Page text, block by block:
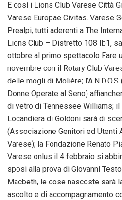
E così i Lions Club Varese Città
Varese Europae Civitas, Varese
Prealpi, tutti aderenti a The
Lions Club – Distretto 108 Ib1,
ottobre al primo spettacolo Fare
novembre con il Rotary Club
delle mogli di Molière;
Donne Operate al Seno)
di vetro di Tennessee Williams;
Locandiera di Goldoni sarà di
(Associazione Genitori ed Utenti
Varese); la Fondazione Renato
Varese onlus il 4 febbraio si
sposi alla prova di Giovanni
Macbeth, le cose nascoste sarà
ascolto e di accompagnamento